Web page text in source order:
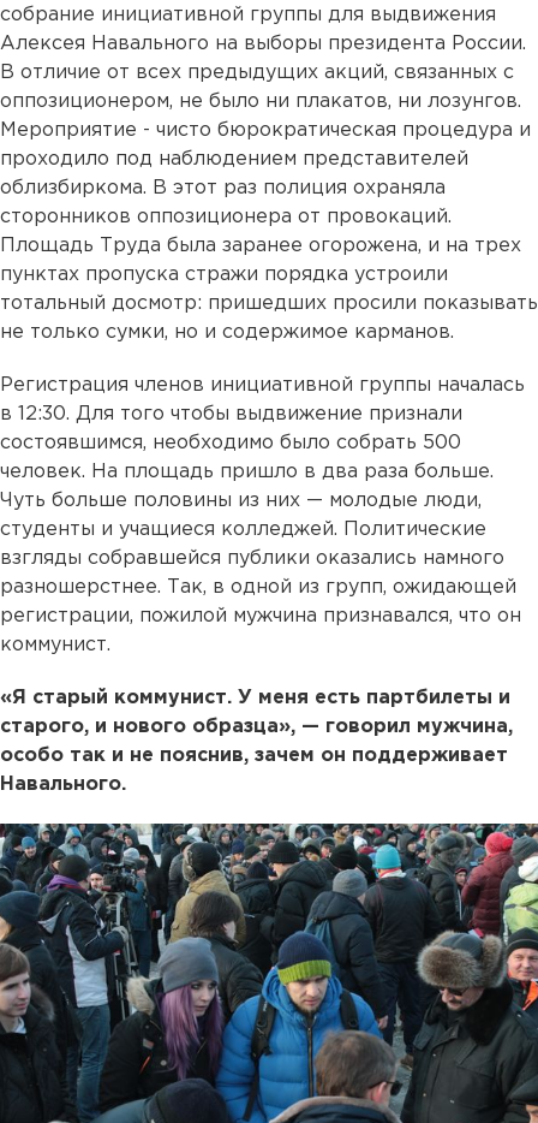
собрание инициативной группы для выдвижения
Алексея Навального на выборы президента России.
В отличие от всех предыдущих акций, связанных с
оппозиционером, не было ни плакатов, ни лозунгов.
Мероприятие - чисто бюрократическая процедура и
проходило под наблюдением представителей
облизбиркома. В этот раз полиция охраняла
сторонников оппозиционера от провокаций.
Площадь Труда была заранее огорожена, и на трех
пунктах пропуска стражи порядка устроили
тотальный досмотр: пришедших просили показывать
не только сумки, но и содержимое карманов.
Регистрация членов инициативной группы началась
в 12:30. Для того чтобы выдвижение признали
состоявшимся, необходимо было собрать 500
человек. На площадь пришло в два раза больше.
Чуть больше половины из них — молодые люди,
студенты и учащиеся колледжей. Политические
взгляды собравшейся публики оказались намного
разношерстнее. Так, в одной из групп, ожидающей
регистрации, пожилой мужчина признавался, что он
коммунист.
«Я старый коммунист. У меня есть партбилеты и
старого, и нового образца», — говорил мужчина,
особо так и не пояснив, зачем он поддерживает
Навального.